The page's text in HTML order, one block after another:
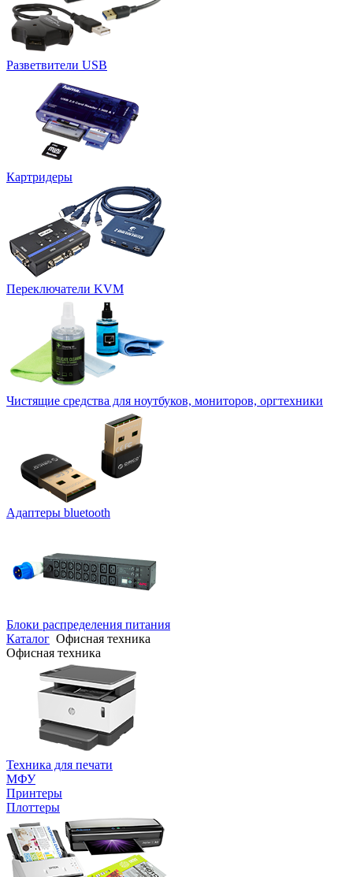
Разветвители USB
Картридеры
Переключатели KVM
Чистящие средства для ноутбуков, мониторов, оргтехники
Адаптеры bluetooth
Блоки распределения питания
Каталог Офисная техника
Офисная техника
Техника для печати
МФУ
Принтеры
Плоттеры